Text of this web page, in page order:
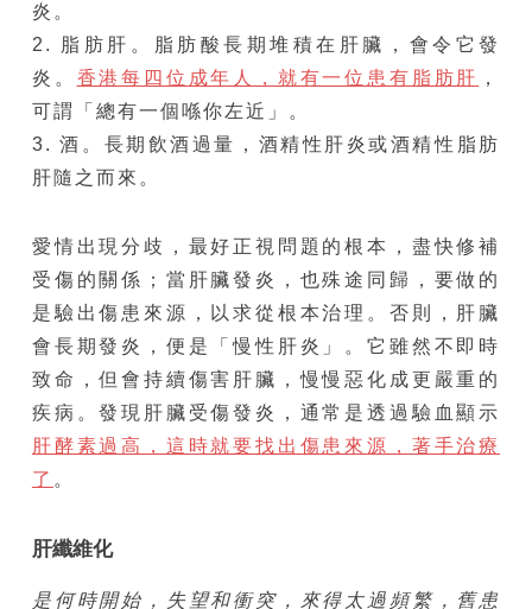
炎。
2. 脂肪肝。脂肪酸長期堆積在肝臟，會令它發
炎。 香港每四位成年人，就有一位患有脂肪肝 ，
可謂「總有一個喺你左近」。
3. 酒。長期飲酒過量，酒精性肝炎或酒精性脂肪
肝隨之而來。
愛情出現分歧，最好正視問題的根本，盡快修補
受傷的關係；當肝臟發炎，也殊途同歸，要做的
是驗出傷患來源，以求從根本治理。否則，肝臟
會長期發炎，便是「慢性肝炎」。它雖然不即時
致命，但會持續傷害肝臟，慢慢惡化成更嚴重的
疾病。發現肝臟受傷發炎，通常是透過驗血顯示
肝酵素過高，這時就要找出傷患來源，著手治療
了 。
肝纖維化
是何時開始，失望和衝突，來得太過頻繁，舊患